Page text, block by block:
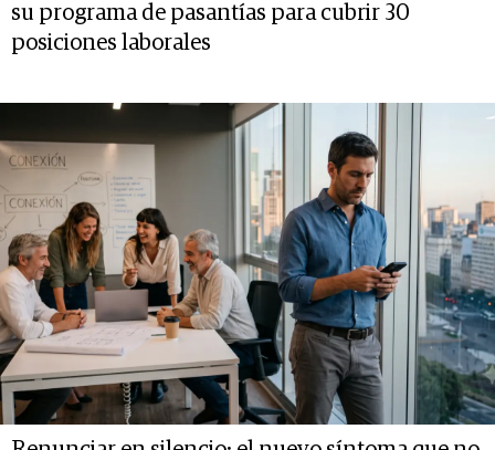
su programa de pasantías para cubrir 30
posiciones laborales